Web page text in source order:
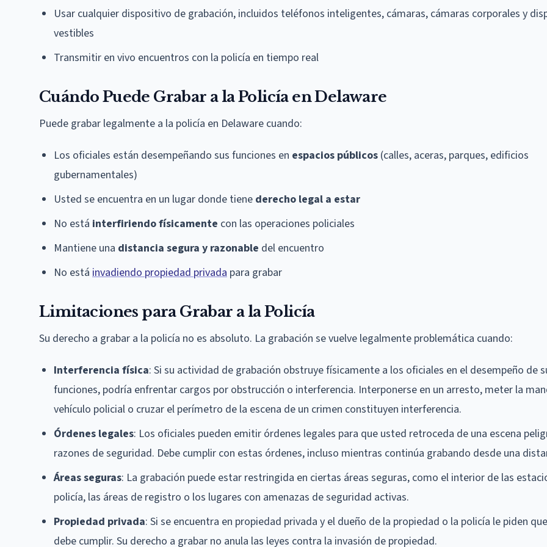
Usar cualquier dispositivo de grabación, incluidos teléfonos inteligentes, cámaras, cámaras corporales y
vestibles
Transmitir en vivo encuentros con la policía en tiempo real
Cuándo Puede Grabar a la Policía en Delaware
Puede grabar legalmente a la policía en Delaware cuando:
Los oficiales están desempeñando sus funciones en espacios públicos (calles, aceras, parques, edificios
gubernamentales)
Usted se encuentra en un lugar donde tiene derecho legal a estar
No está interfiriendo físicamente con las operaciones policiales
Mantiene una distancia segura y razonable del encuentro
No está invadiendo propiedad privada para grabar
Limitaciones para Grabar a la Policía
Su derecho a grabar a la policía no es absoluto. La grabación se vuelve legalmente problemática cuando:
Interferencia física: Si su actividad de grabación obstruye físicamente a los oficiales en el desempeño de
funciones, podría enfrentar cargos por obstrucción o interferencia. Interponerse en un arresto, meter la
vehículo policial o cruzar el perímetro de la escena de un crimen constituyen interferencia.
Órdenes legales: Los oficiales pueden emitir órdenes legales para que usted retroceda de una escena
razones de seguridad. Debe cumplir con estas órdenes, incluso mientras continúa grabando desde una
Áreas seguras: La grabación puede estar restringida en ciertas áreas seguras, como el interior de las
policía, las áreas de registro o los lugares con amenazas de seguridad activas.
Propiedad privada: Si se encuentra en propiedad privada y el dueño de la propiedad o la policía le piden
debe cumplir. Su derecho a grabar no anula las leyes contra la invasión de propiedad.